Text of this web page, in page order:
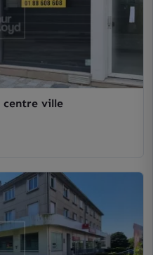
centre ville